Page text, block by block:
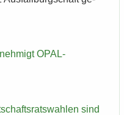
OPAL-​
sind